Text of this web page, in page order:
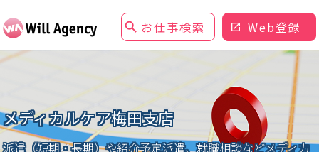
Web登録
お仕事検索
メディカルケア梅田支店
派遣（短期・長期）や紹介予定派遣、就職相談などメディカ